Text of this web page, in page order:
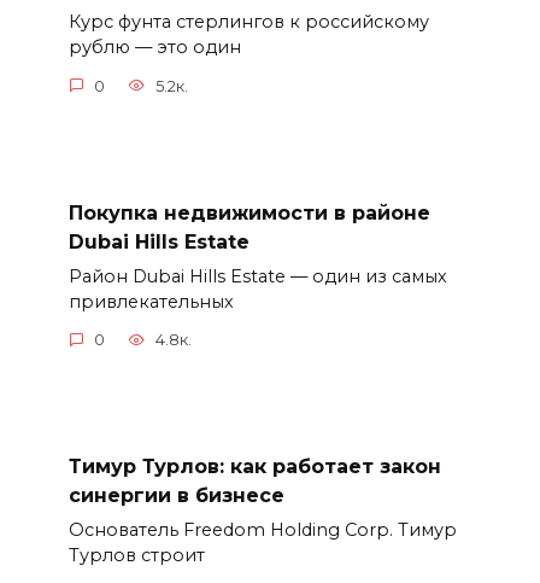
Курс фунта стерлингов к российскому
рублю — это один
0 5.2к.
Покупка недвижимости в районе
Dubai Hills Estate
Район Dubai Hills Estate — один из самых
привлекательных
0 4.8к.
Тимур Турлов: как работает закон
синергии в бизнесе
Основатель Freedom Holding Corp. Тимур
Турлов строит